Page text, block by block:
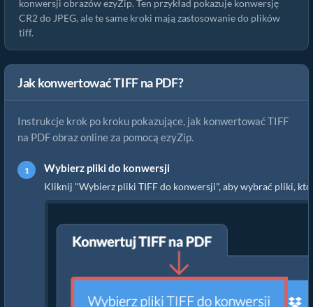
konwersji obrazów ezyZip. Ten przykład pokazuje konwersję
CR2 do JPEG, ale te same kroki mają zastosowanie do plików
tiff.
Jak konwertować TIFF na PDF?
Instrukcje krok po kroku pokazujące, jak konwertować TIFF
na PDF obraz online za pomocą ezyZip.
Wybierz pliki do konwersji
Kliknij "Wybierz pliki TIFF do konwersji", aby wybrać pliki,